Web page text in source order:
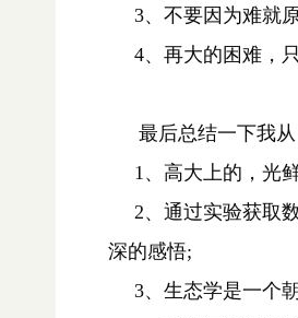
3、不要因为难就
4、再大的困难，
最后总结一下我
1、高大上的，光
2、通过实验获取
深的感悟;
3、生态学是一个